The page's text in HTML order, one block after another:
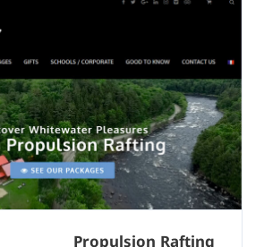
Propulsion Rafting